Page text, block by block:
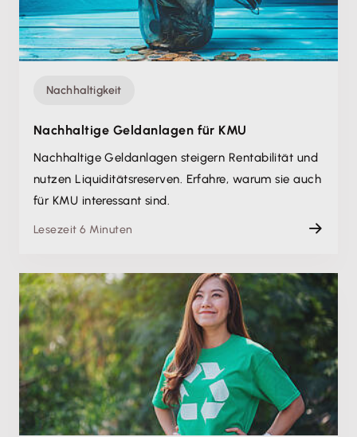
Nachhaltigkeit
Nachhaltige Geldanlagen für KMU
Nachhaltige Geldanlagen steigern Rentabilität und
nutzen Liquiditätsreserven. Erfahre, warum sie auch
für KMU interessant sind.
Lesezeit 6 Minuten